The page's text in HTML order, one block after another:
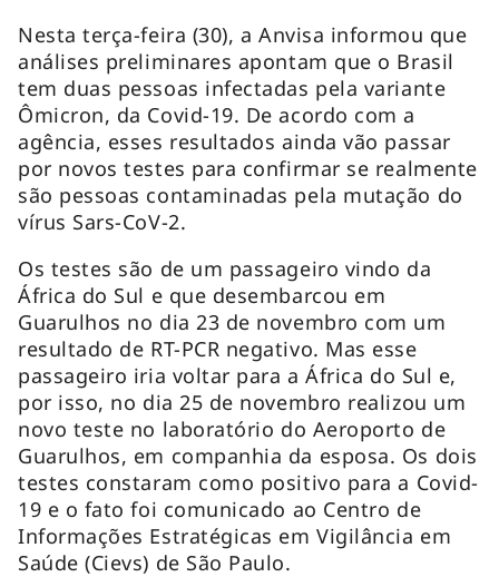
Nesta terça-feira (30), a Anvisa informou que
análises preliminares apontam que o Brasil
tem duas pessoas infectadas pela variante
Ômicron, da Covid-19. De acordo com a
agência, esses resultados ainda vão passar
por novos testes para confirmar se realmente
são pessoas contaminadas pela mutação do
vírus Sars-CoV-2.
Os testes são de um passageiro vindo da
África do Sul e que desembarcou em
Guarulhos no dia 23 de novembro com um
resultado de RT-PCR negativo. Mas esse
passageiro iria voltar para a África do Sul e,
por isso, no dia 25 de novembro realizou um
novo teste no laboratório do Aeroporto de
Guarulhos, em companhia da esposa. Os dois
testes constaram como positivo para a Covid-
19 e o fato foi comunicado ao Centro de
Informações Estratégicas em Vigilância em
Saúde (Cievs) de São Paulo.